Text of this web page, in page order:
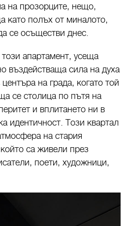
на прозорците, нещо,
като полъх от миналото,
се осъществи днес.
апартамент, усеща
въздействаща сила на духа
на града, когато той
се столица по пътя на
и вплитането ни в
идентичност. Този квартал
на стария
са живели през
поети, художници,